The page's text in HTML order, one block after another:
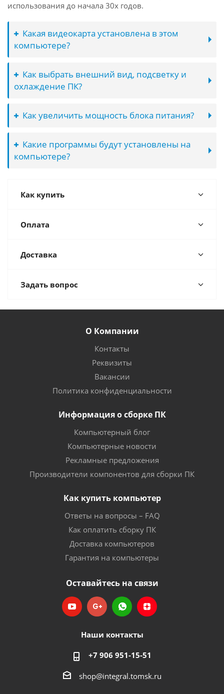
использования до начала 30х годов.
Какая видеокарта установлена в этом
компьютере?
Как выбрать внешний вид, подсветку и
охлаждение ПК?
Как увеличить мощность блока питания?
Какие программы будут установлены на
компьютере?
Как купить
Оплата
Доставка
Задать вопрос
О Компании
Контакты
Реквизиты
Вакансии
Политика конфиденциальности
Информация о сборке ПК
Компьютерный блог
Компьютерные новости
Рекламные предложения
Производители компонентов для сборки ПК
Как купить компьютер
Ответы на вопросы – FAQ
Как оплатить сборку ПК
Доставка компьютеров
Гарантия на компьютеры
Оставайтесь на связи
Наши контакты
+7 906 951-15-51
shop@integral.tomsk.ru